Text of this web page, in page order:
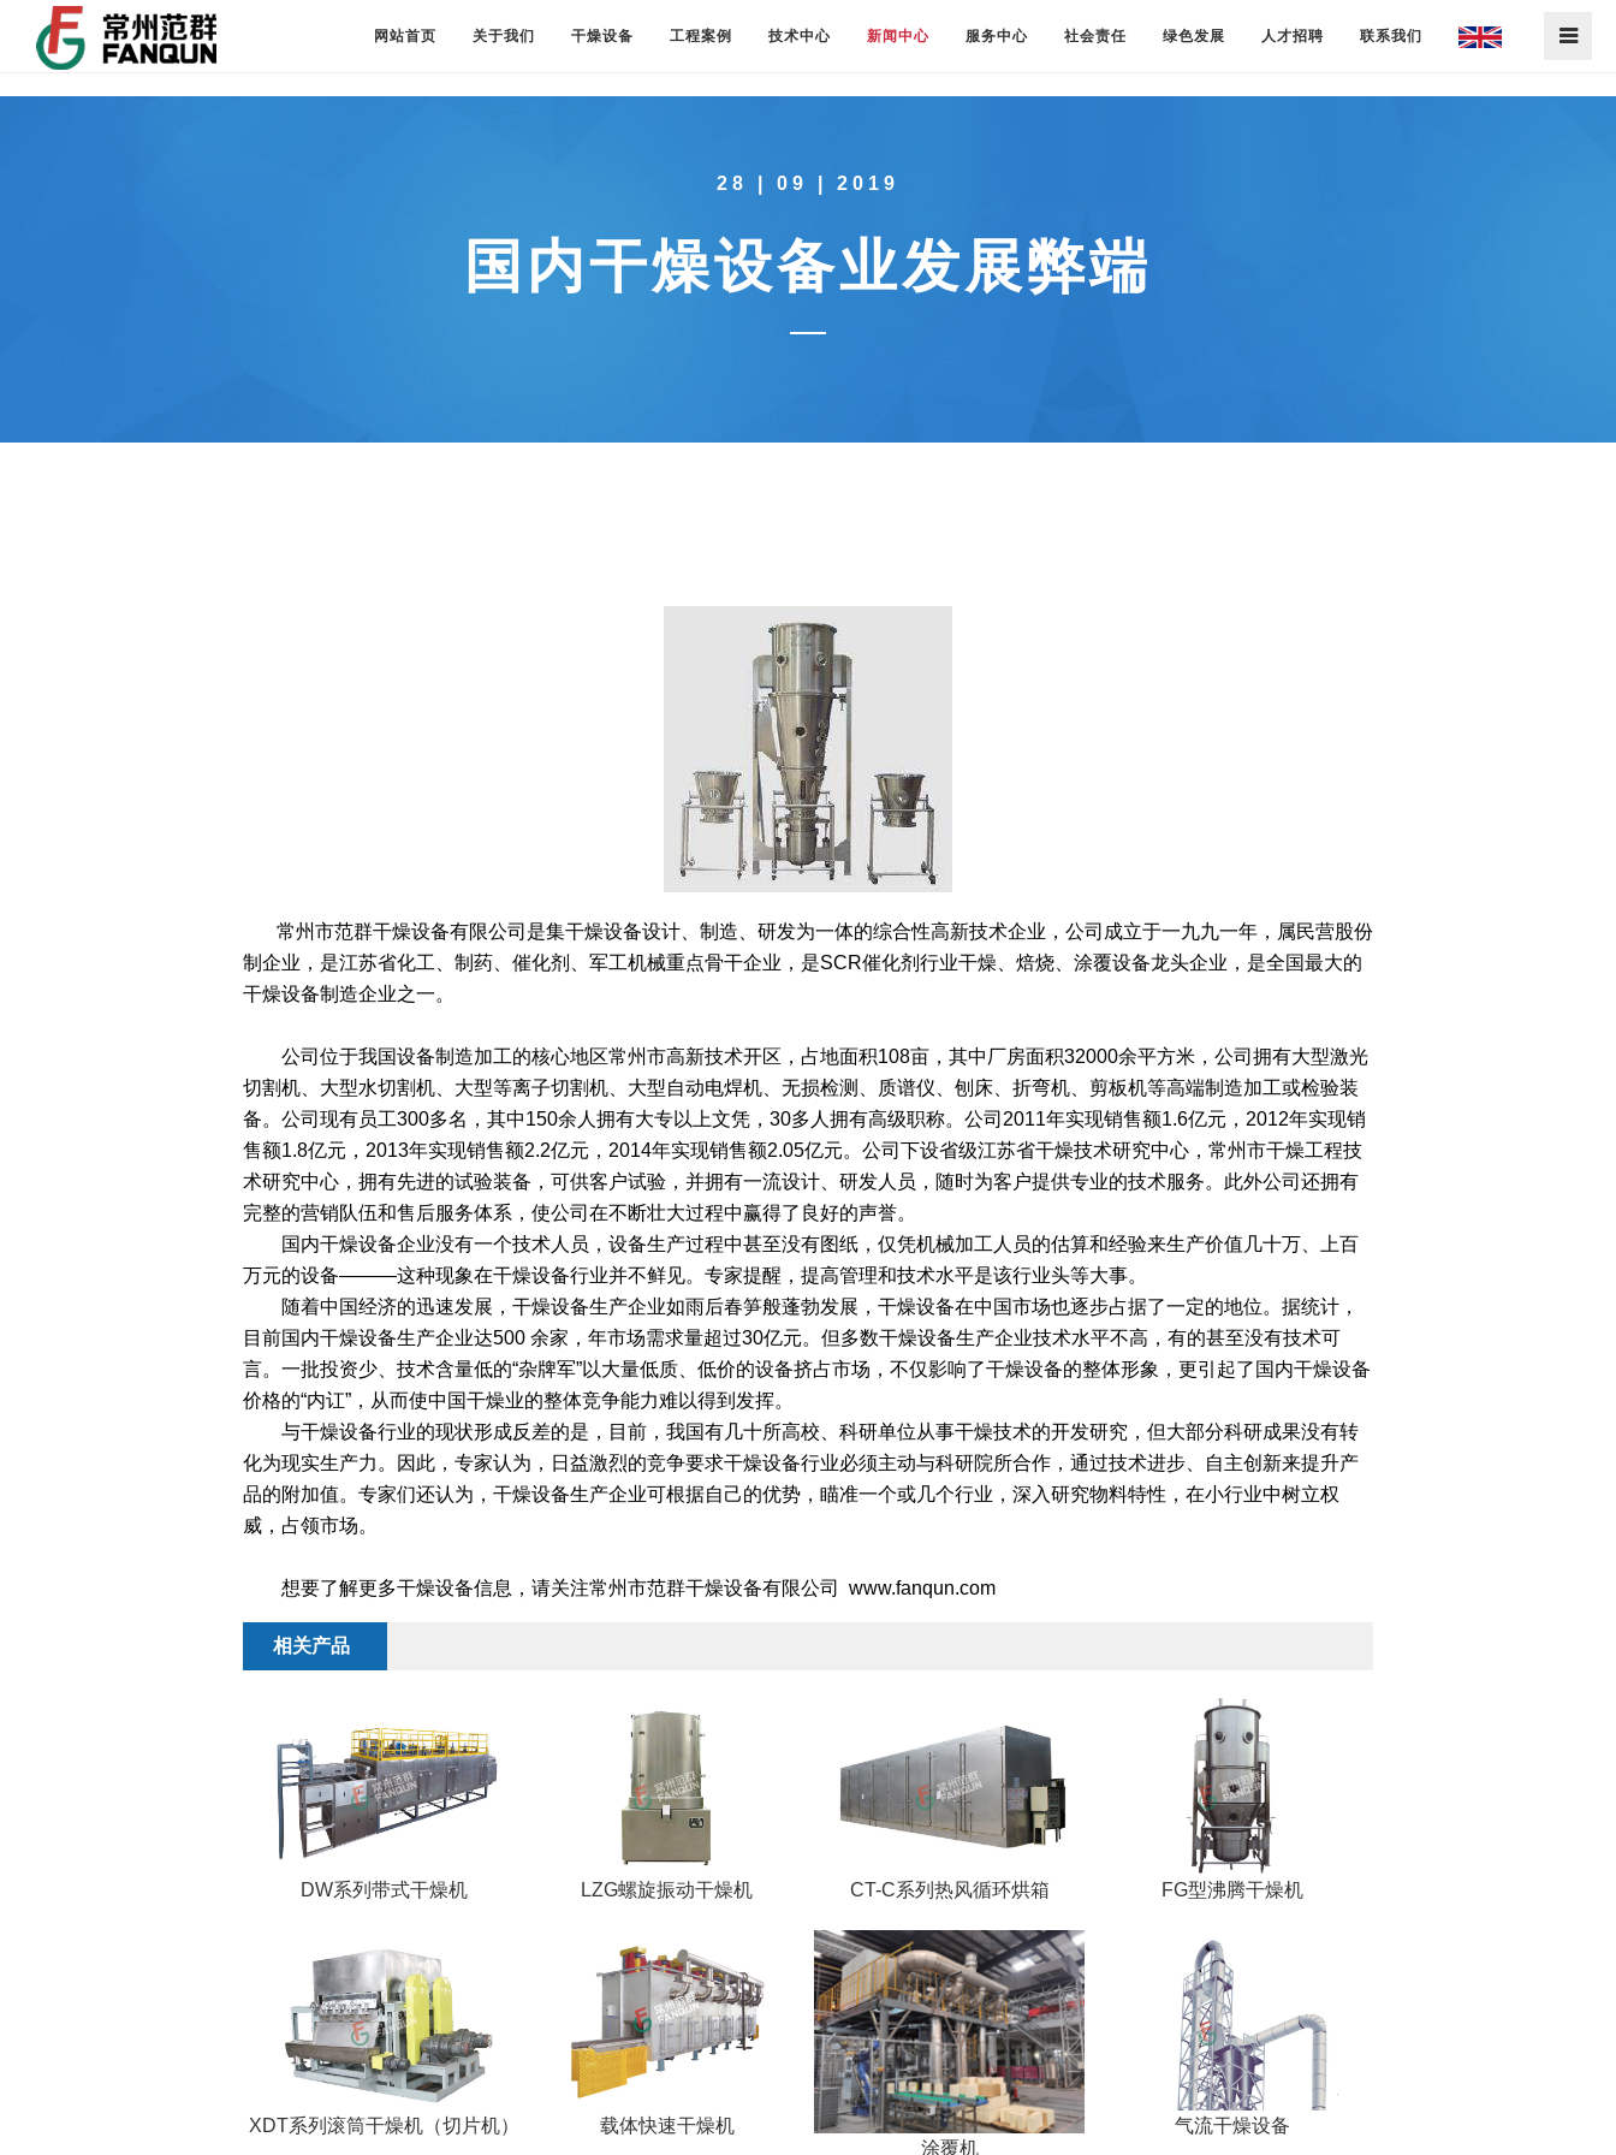
网站首页 关于我们 干燥设备 工程案例 技术中心 新闻中心 服务中心 社会责任 绿色发展 人才招聘 联系我们
28 | 09 | 2019
国内干燥设备业发展弊端
常州市范群干燥设备有限公司是集干燥设备设计、制造、研发为一体的综合性高新技术企业，公司成立于一九九一年，属民营股份
制企业，是江苏省化工、制药、催化剂、军工机械重点骨干企业，是SCR催化剂行业干燥、焙烧、涂覆设备龙头企业，是全国最大的
干燥设备制造企业之一。
公司位于我国设备制造加工的核心地区常州市高新技术开区，占地面积108亩，其中厂房面积32000余平方米，公司拥有大型激光
切割机、大型水切割机、大型等离子切割机、大型自动电焊机、无损检测、质谱仪、刨床、折弯机、剪板机等高端制造加工或检验装
备。公司现有员工300多名，其中150余人拥有大专以上文凭，30多人拥有高级职称。公司2011年实现销售额1.6亿元，2012年实现销
售额1.8亿元，2013年实现销售额2.2亿元，2014年实现销售额2.05亿元。公司下设省级江苏省干燥技术研究中心，常州市干燥工程技
术研究中心，拥有先进的试验装备，可供客户试验，并拥有一流设计、研发人员，随时为客户提供专业的技术服务。此外公司还拥有
完整的营销队伍和售后服务体系，使公司在不断壮大过程中赢得了良好的声誉。
国内干燥设备企业没有一个技术人员，设备生产过程中甚至没有图纸，仅凭机械加工人员的估算和经验来生产价值几十万、上百
万元的设备———这种现象在干燥设备行业并不鲜见。专家提醒，提高管理和技术水平是该行业头等大事。
随着中国经济的迅速发展，干燥设备生产企业如雨后春笋般蓬勃发展，干燥设备在中国市场也逐步占据了一定的地位。据统计，
目前国内干燥设备生产企业达500 余家，年市场需求量超过30亿元。但多数干燥设备生产企业技术水平不高，有的甚至没有技术可
言。一批投资少、技术含量低的“杂牌军”以大量低质、低价的设备挤占市场，不仅影响了干燥设备的整体形象，更引起了国内干燥设备
价格的“内讧”，从而使中国干燥业的整体竞争能力难以得到发挥。
与干燥设备行业的现状形成反差的是，目前，我国有几十所高校、科研单位从事干燥技术的开发研究，但大部分科研成果没有转
化为现实生产力。因此，专家认为，日益激烈的竞争要求干燥设备行业必须主动与科研院所合作，通过技术进步、自主创新来提升产
品的附加值。专家们还认为，干燥设备生产企业可根据自己的优势，瞄准一个或几个行业，深入研究物料特性，在小行业中树立权
威，占领市场。
想要了解更多干燥设备信息，请关注常州市范群干燥设备有限公司 www.fanqun.com
相关产品
DW系列带式干燥机 LZG螺旋振动干燥机 CT-C系列热风循环烘箱 FG型沸腾干燥机
XDT系列滚筒干燥机（切片机）
载体快速干燥机
涂覆机
气流干燥设备